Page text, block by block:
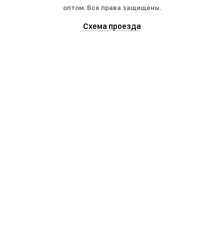
оптом. Все права защищены.
Схема проезда